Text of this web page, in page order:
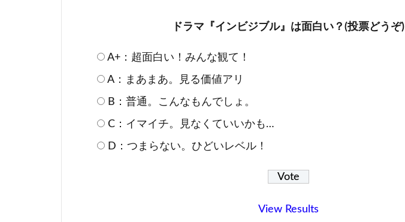
ドラマ『インビジブル』は面白い？(投票どうぞ)
A+：超面白い！みんな観て！
A：まあまあ。見る価値アリ
B：普通。こんなもんでしょ。
C：イマイチ。見なくていいかも…
D：つまらない。ひどいレベル！
View Results